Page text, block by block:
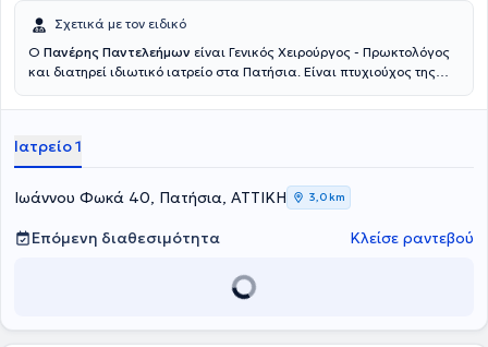
Σχετικά με τον ειδικό
Ο Πανέρης Παντελεήμων είναι Γενικός Χειρούργος - Πρωκτολόγος
και διατηρεί ιδιωτικό ιατρείο στα Πατήσια. Είναι πτυχιούχος της
Βουδαπέστη και ειδικεύτηκε στη γενική χειρουργική στο Γενικό
εμπειρία σε παθήσεις όπως οι αιμορροΐδες, η κήλη, στην
αιμορραγία εντέρου, στην επιμήκη γαστρεκτομή, στα κονδυλώματα,
στη μαστοπάθεια και στο συρίγγιο πρωκτού και παρέχει υπηρεσίες
αφαίρεσης ραμμάτων και λαπαροσκοπικής αντιμετώπισης κήλης.
Είναι συνεργάτης ιατρός του Ερρίκος Ντυνάν Hospital Center και
του Ιατρικού Κέντρου Παλαιού Φαλήρου και έχει διατελέσει
Νοσοκομείου Αθηνών "Ευαγγελισμός"και στη Χειρουργική Κλινική
Ιατρείο 1
Ιωάννου Φωκά 40, Πατήσια, ΑΤΤΙΚΗ 3,0 km
Επόμενη διαθεσιμότητα Κλείσε ραντεβού